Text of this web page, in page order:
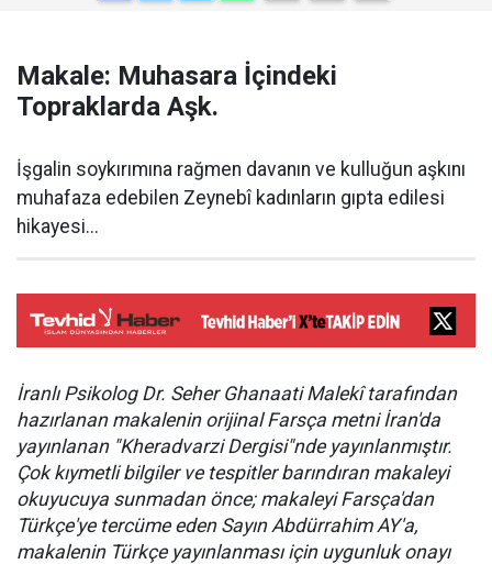
Makale: Muhasara İçindeki
Topraklarda Aşk.
İşgalin soykırımına rağmen davanın ve kulluğun aşkını
muhafaza edebilen Zeynebî kadınların gıpta edilesi
hikayesi...
İranlı Psikolog Dr. Seher Ghanaati Malekî tarafından
hazırlanan makalenin orijinal Farsça metni İran'da
yayınlanan "Kheradvarzi Dergisi"nde yayınlanmıştır.
Çok kıymetli bilgiler ve tespitler barındıran makaleyi
okuyucuya sunmadan önce; makaleyi Farsça'dan
Türkçe'ye tercüme eden Sayın Abdürrahim AY'a,
makalenin Türkçe yayınlanması için uygunluk onayı